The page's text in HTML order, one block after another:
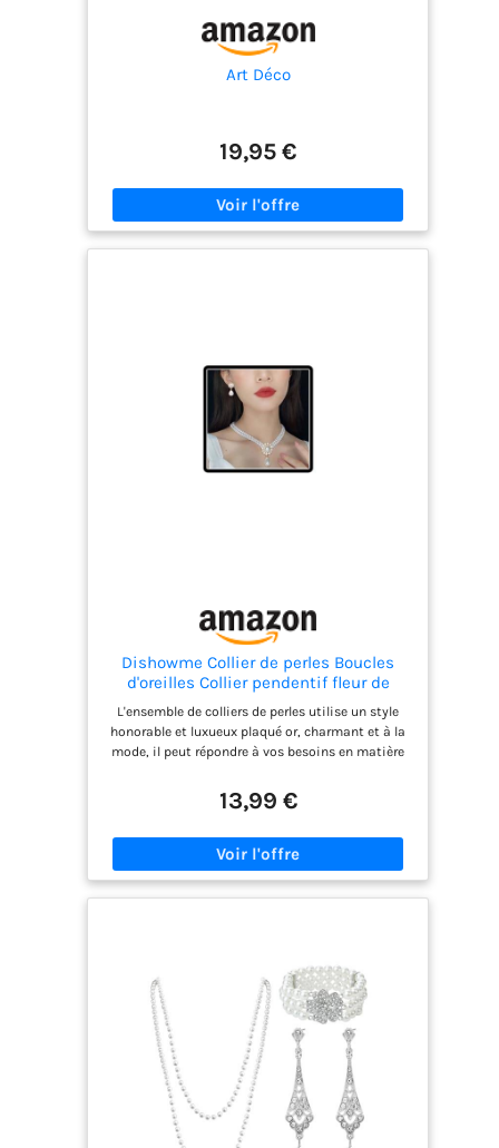
Art Déco
19,95 €
Dishowme Collier de perles Boucles
d'oreilles Collier pendentif fleur de
camélia en cristal Bijoux Vintage en
fausses perles pour femmes filles
(Blanc B)
L'ensemble de colliers de perles utilise un style
honorable et luxueux plaqué or, charmant et à la
mode, il peut répondre à vos besoins en matière
camélia est composé de perles artificielles, de
strass et d'alliages, très résistants à la rouille,
danger pour le corps. Collier de perles blanches de
la taille indiquée sur l'image, chaîne allongée,
idéal pour les fêtes, les bals, les boîtes de nuit, les
anniversaires, les mariages, les vacances, les
anniversaires, la Saint-Valentin, Noël, la fête des
mères, les vêtements de tous les jours, etc. Nous
accordons une grande importance à l'expérience
d'achat de chaque client. Si vous avez des
questions, n'hésitez pas à nous contacter, nous
vous proposerons une solution dans les 24
heures.
13,99 €